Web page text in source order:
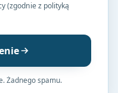
(zgodnie z polityką
Żadnego spamu.